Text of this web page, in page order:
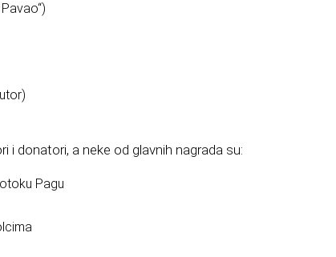
i donatori, a neke od glavnih nagrada su:
Pagu